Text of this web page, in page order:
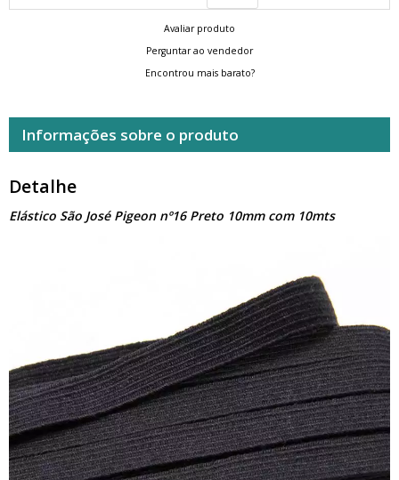
Avaliar produto
Perguntar ao vendedor
Encontrou mais barato?
Informações sobre o produto
Detalhe
Elástico São José Pigeon nº16 Preto 10mm com 10mts